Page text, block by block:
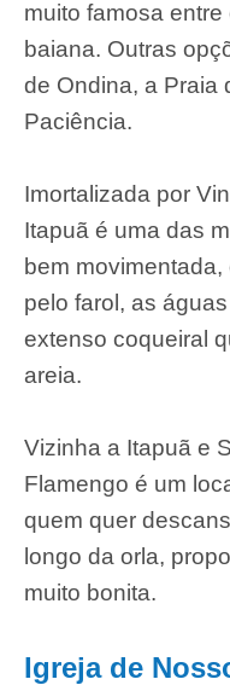
muito famosa
baiana. Outras
de Ondina, a Praia
Paciência.
Imortalizada por
Itapuã é uma das
bem
pelo farol, as
extenso coqueiral
areia.
Vizinha a Itapuã e
Flamengo é um
quem quer
longo da orla,
muito bonita.
Igreja de